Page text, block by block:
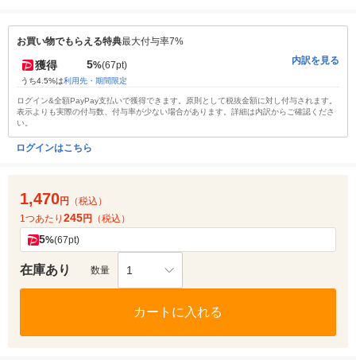
お買い物でもらえる特典最大付与率7%
獲得 5%(67pt)
うち4.5%は利用先・期間限定
内訳を見る
ログイン&全額PayPay支払いで獲得できます。原則として税抜金額に対し付与されます。
表示よりも実際の付与数、付与率が少ない場合があります。詳細は内訳からご確認くださ
い。
ログインはこちら
1,470円
（税込）
1つあたり 245円 （税込）
5%(67pt)
在庫あり 数量 1
カートに入れる